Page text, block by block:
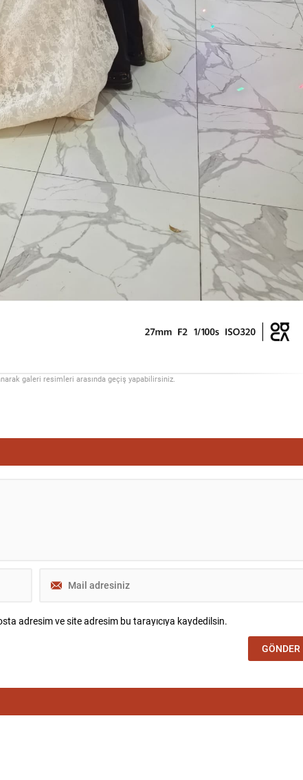
galeri resimleri arasında geçiş yapabilirsiniz.
adresim ve site adresim bu tarayıcıya kaydedilsin.